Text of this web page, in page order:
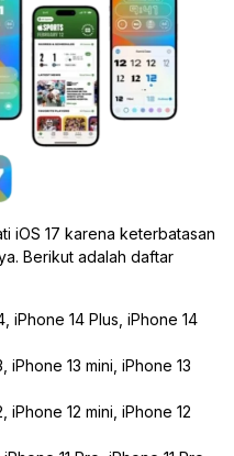
iOS 17 karena keterbatasan
Berikut adalah daftar
iPhone 14 Plus, iPhone 14
iPhone 13 mini, iPhone 13
iPhone 12 mini, iPhone 12